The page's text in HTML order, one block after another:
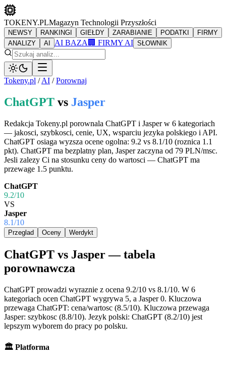
TOKENY.PLMagazyn Technologii Przyszłości
NEWSY RANKINGI GIEŁDY ZARABIANIE PODATKI
FIRMY
ANALIZY
AI AI BAZA 🏢 FIRMY AI SŁOWNIK
Tokeny.pl / AI / Porownaj
ChatGPT vs Jasper
Redakcja Tokeny.pl porownala ChatGPT i Jasper w 6 kategoriach
— jakosci, szybkosci, cenie, UX, wsparciu jezyka polskiego i API.
ChatGPT osiaga wyzsza ocene ogolna: 9.2 vs 8.1/10 (roznica 1.1
pkt). ChatGPT ma bezplatny plan, Jasper zaczyna od 79 PLN/msc.
Jesli zalezy Ci na stosunku ceny do wartosci — ChatGPT ma
przewage 1.5 punktu.
ChatGPT
9.2/10
VS
Jasper
8.1/10
Przeglad Oceny Werdykt
ChatGPT vs Jasper — tabela
porownawcza
ChatGPT prowadzi wyraznie z ocena 9.2/10 vs 8.1/10. W 6
kategoriach ocen ChatGPT wygrywa 5, a Jasper 0. Kluczowa
przewaga ChatGPT: cena/wartosc (8.5/10). Kluczowa przewaga
Jasper: szybkosc (8.8/10). Jezyk polski: ChatGPT (8.2/10) jest
lepszym wyborem do pracy po polsku.
🏛️ Platforma